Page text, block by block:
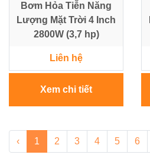
Bơm Hỏa Tiễn Năng
Lượng Mặt Trời 4 Inch
2800W (3,7 hp)
Liên hệ
Xem chi tiết
‹ 1 2 3 4 5 6